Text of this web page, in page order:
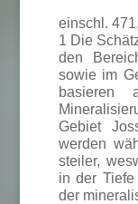
einschl.
1 Die
den
sowie im
basieren
Gebiet
werden
steiler,
in der
der